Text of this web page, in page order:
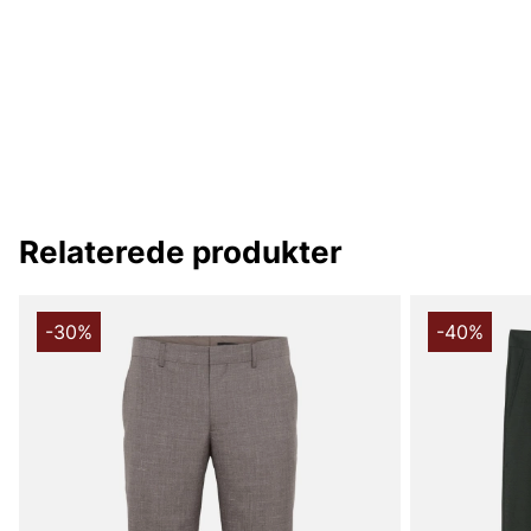
Relaterede produkter
-30% -40%